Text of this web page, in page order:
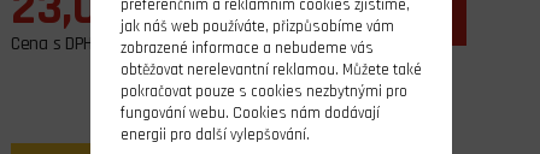
Cena s DPH
ks do košíku
preferenčním a reklamním cookies zjistíme,
jak náš web používáte, přizpůsobíme vám
zobrazené informace a nebudeme vás
obtěžovat nerelevantní reklamou. Můžete také
pokračovat pouze s cookies nezbytnými pro
fungování webu. Cookies nám dodávají
energii pro další vylepšování.